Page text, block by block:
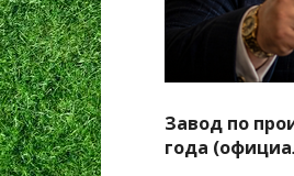
Завод по
года